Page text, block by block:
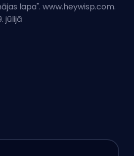
lapa". www.heywisp.com.
jūlijā